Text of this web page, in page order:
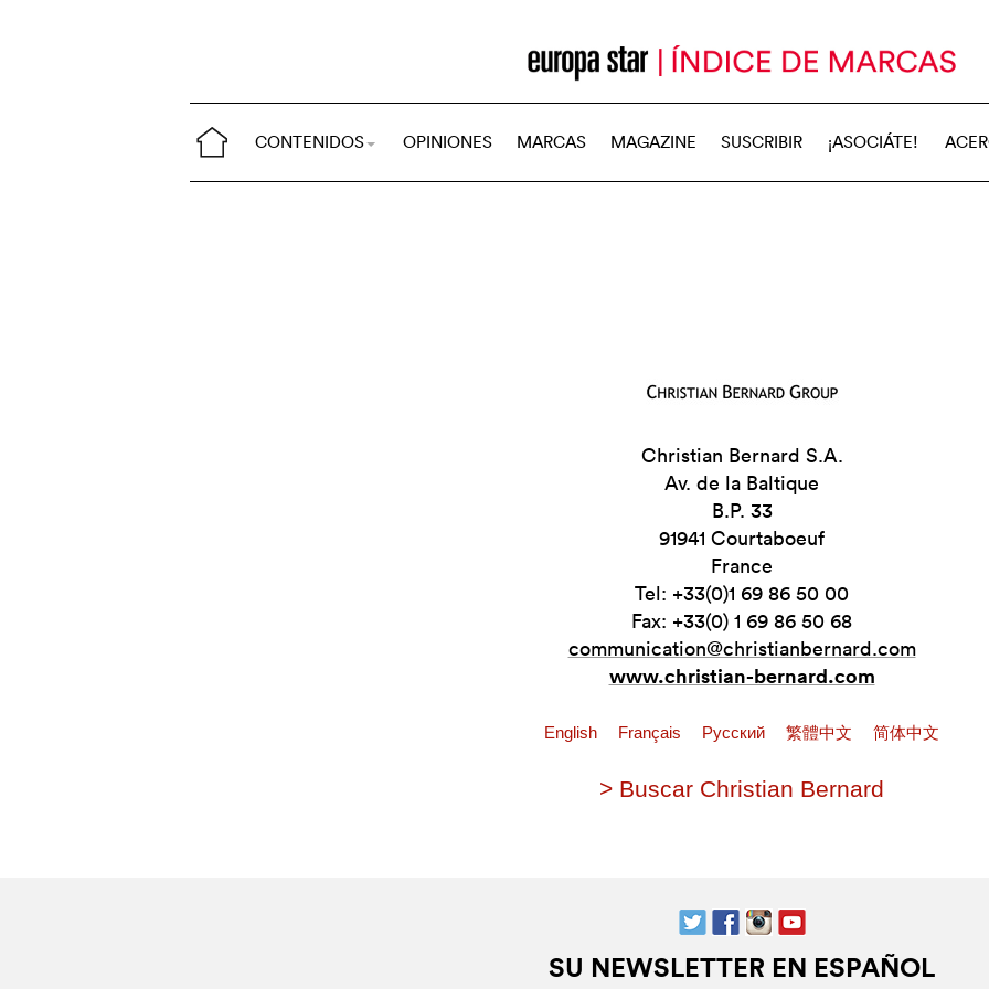
CONTENIDOS OPINIONES MARCAS MAGAZINE SUSCRIBIR ¡ASOCIÁTE!
Christian Bernard S.A.
Av. de la Baltique
B.P. 33
91941 Courtaboeuf
France
Tel: +33(0)1 69 86 50 00
Fax: +33(0) 1 69 86 50 68
communication@christianbernard.com
www.christian-bernard.com
English Français Pусский 繁體中文 简体中文
> Buscar Christian Bernard
SU NEWSLETTER EN ESPAÑOL